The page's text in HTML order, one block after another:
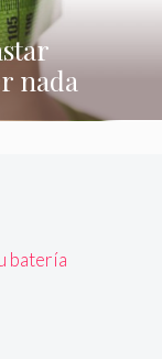
nada
batería